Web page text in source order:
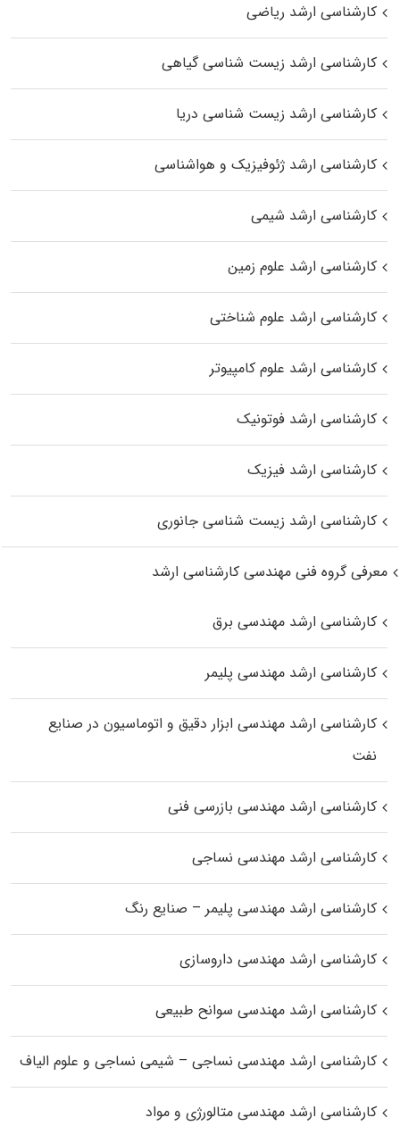
کارشناسی ارشد ریاضی
کارشناسی ارشد زیست‌ شناسی گیاهی
کارشناسی ارشد زیست‌ شناسی دریا
کارشناسی ارشد ژئوفیزیک و هواشناسی
کارشناسی ارشد شیمی
کارشناسی ارشد علوم زمین
کارشناسی ارشد علوم شناختی
کارشناسی ارشد علوم کامپیوتر
کارشناسی ارشد فوتونیک
کارشناسی ارشد فیزیک
کارشناسی ارشد زیست‌ شناسی جانوری
معرفی گروه فنی مهندسی کارشناسی ارشد
کارشناسی ارشد مهندسی برق
کارشناسی ارشد مهندسی پلیمر
کارشناسی ارشد مهندسی ابزار دقیق و اتوماسیون در صنایع
نفت
کارشناسی ارشد مهندسی بازرسی فنی
کارشناسی ارشد مهندسی نساجی
کارشناسی ارشد مهندسی پلیمر – صنایع رنگ
کارشناسی ارشد مهندسی داروسازی
کارشناسی ارشد مهندسی سوانح طبیعی
کارشناسی ارشد مهندسی نساجی – شیمی نساجی و علوم الیاف
کارشناسی ارشد مهندسی متالورژی و مواد